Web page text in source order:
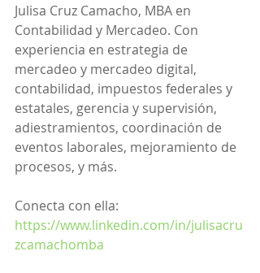
Julisa Cruz Camacho, MBA en
Contabilidad y Mercadeo. Con
experiencia en estrategia de
mercadeo y mercadeo digital,
contabilidad, impuestos federales y
estatales, gerencia y supervisión,
adiestramientos, coordinación de
eventos laborales, mejoramiento de
procesos, y más.
Conecta con ella:
https://www.linkedin.com/in/julisacru
zcamachomba